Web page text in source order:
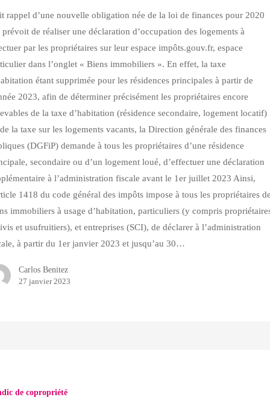
rappel d’une nouvelle obligation née de la loi de finances pour 2020
prévoit de réaliser une déclaration d’occupation des logements à
par les propriétaires sur leur espace impôts.gouv.fr, espace
dans l’onglet « Biens immobiliers ». En effet, la taxe
étant supprimée pour les résidences principales à partir de
2023, afin de déterminer précisément les propriétaires encore
de la taxe d’habitation (résidence secondaire, logement locatif)
la taxe sur les logements vacants, la Direction générale des finances
(DGFiP) demande à tous les propriétaires d’une résidence
secondaire ou d’un logement loué, d’effectuer une déclaration
à l’administration fiscale avant le 1er juillet 2023 Ainsi,
1418 du code général des impôts impose à tous les propriétaires
immobiliers à usage d’habitation, particuliers (y compris
et usufruitiers), et entreprises (SCI), de déclarer à l’administration
à partir du 1er janvier 2023 et jusqu’au 30…
Carlos Benitez
27 janvier 2023
de copropriété